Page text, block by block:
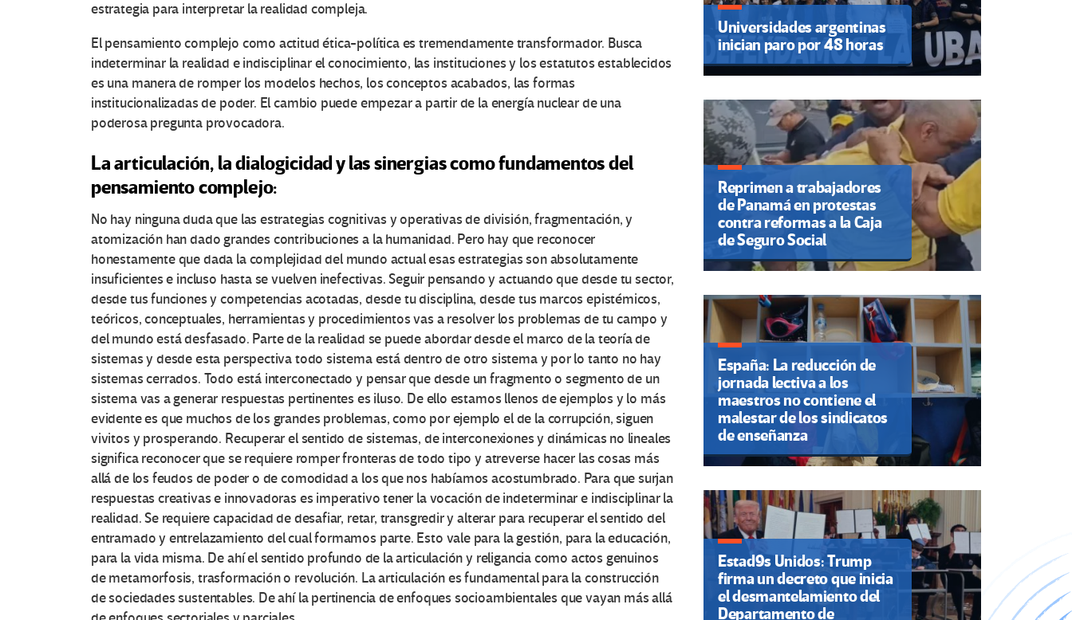
estrategia para interpretar la realidad compleja.
El pensamiento complejo como actitud ética-política es tremendamente transformador. Busca
indeterminar la realidad e indisciplinar el conocimiento, las instituciones y los estatutos establecidos
es una manera de romper los modelos hechos, los conceptos acabados, las formas
institucionalizadas de poder. El cambio puede empezar a partir de la energía nuclear de una
poderosa pregunta provocadora.
La articulación, la dialogicidad y las sinergias como fundamentos del
pensamiento complejo:
No hay ninguna duda que las estrategias cognitivas y operativas de división, fragmentación, y
atomización han dado grandes contribuciones a la humanidad. Pero hay que reconocer
honestamente que dada la complejidad del mundo actual esas estrategias son absolutamente
insuficientes e incluso hasta se vuelven inefectivas. Seguir pensando y actuando que desde tu sector,
desde tus funciones y competencias acotadas, desde tu disciplina, desde tus marcos epistémicos,
teóricos, conceptuales, herramientas y procedimientos vas a resolver los problemas de tu campo y
del mundo está desfasado. Parte de la realidad se puede abordar desde el marco de la teoría de
sistemas y desde esta perspectiva todo sistema está dentro de otro sistema y por lo tanto no hay
sistemas cerrados. Todo está interconectado y pensar que desde un fragmento o segmento de un
sistema vas a generar respuestas pertinentes es iluso. De ello estamos llenos de ejemplos y lo más
evidente es que muchos de los grandes problemas, como por ejemplo el de la corrupción, siguen
vivitos y prosperando. Recuperar el sentido de sistemas, de interconexiones y dinámicas no lineales
significa reconocer que se requiere romper fronteras de todo tipo y atreverse hacer las cosas más
allá de los feudos de poder o de comodidad a los que nos habíamos acostumbrado. Para que surjan
respuestas creativas e innovadoras es imperativo tener la vocación de indeterminar e indisciplinar la
realidad. Se requiere capacidad de desafiar, retar, transgredir y alterar para recuperar el sentido del
entramado y entrelazamiento del cual formamos parte. Esto vale para la gestión, para la educación,
para la vida misma. De ahí el sentido profundo de la articulación y religancia como actos genuinos
de metamorfosis, trasformación o revolución. La articulación es fundamental para la construcción
de sociedades sustentables. De ahí la pertinencia de enfoques socioambientales que vayan más allá
Universidades argentinas
inician paro por 48 horas
Reprimen a trabajadores
de Panamá en protestas
contra reformas a la Caja
de Seguro Social
España: La reducción de
jornada lectiva a los
maestros no contiene el
malestar de los sindicatos
de enseñanza
Estad9s Unidos: Trump
firma un decreto que inicia
el desmantelamiento del
Departamento de